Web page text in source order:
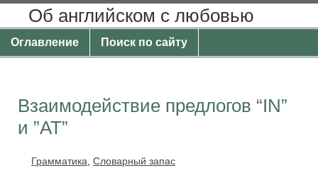
Об английском с любовью
Оглавление Поиск по сайту
Взаимодействие предлогов “IN”
и ”AT”
Грамматика Словарный запас